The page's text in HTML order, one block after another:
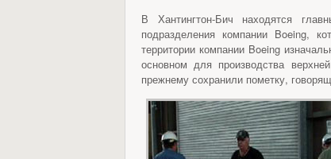
В Хантингтон-Бич находятся
подразделения компании Boeing,
территории компании Boeing
основном для производства
прежнему сохранили пометку,